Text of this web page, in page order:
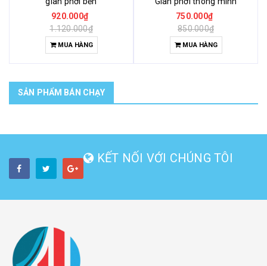
920.000₫
1.120.000₫
MUA HÀNG
750.000₫
850.000₫
MUA HÀNG
SẢN PHẨM BÁN CHẠY
KẾT NỐI VỚI CHÚNG TÔI